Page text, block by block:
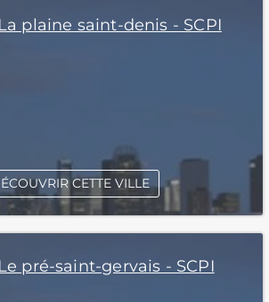
plaine saint-denis - SCPI
CETTE VILLE
pré-saint-gervais - SCPI